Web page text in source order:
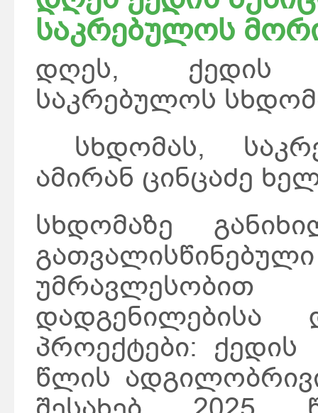
საკრებულოს
დღეს, ქედის
საკრებულოს
სხდომას,
ამირან ცინცაძე
სხდომაზე
უმრავლესობით
პროექტები: ქედის
წლის